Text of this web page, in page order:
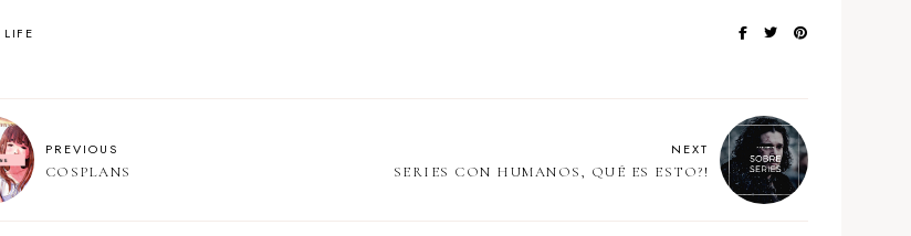
LIFE
PREVIOUS
COSPLANS
NEXT
SERIES CON HUMANOS, QUÉ ES ESTO?!